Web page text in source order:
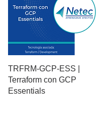
TRFRM-GCP-ESS |
Terraform con GCP
Essentials